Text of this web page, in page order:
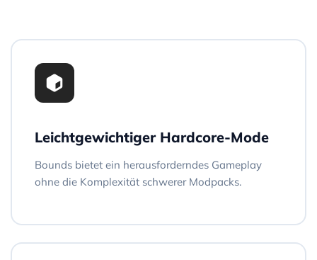
Leichtgewichtiger Hardcore-Mode
Bounds bietet ein herausforderndes Gameplay
ohne die Komplexität schwerer Modpacks.